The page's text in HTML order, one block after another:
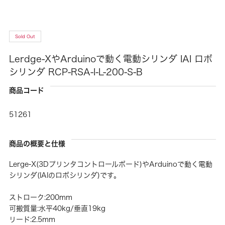
Sold Out
Lerdge-XやArduinoで動く電動シリンダ IAI ロボ
シリンダ RCP-RSA-I-L-200-S-B
商品コード
51261
商品の概要と仕様
Lerge-X(3Dプリンタコントロールボード)やArduinoで動く電動
シリンダ(IAIのロボシリンダ)です。
ストローク:200mm
可搬質量:水平40kg/垂直19kg
リード:2.5mm